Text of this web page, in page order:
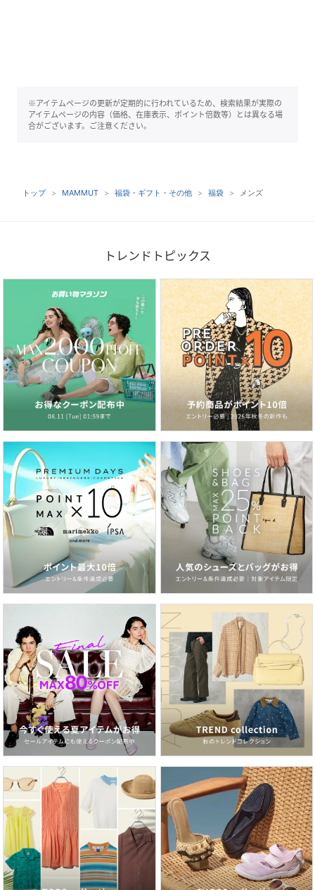
※アイテムページの更新が定期的に行われているため、検索結果が実際の
アイテムページの内容（価格、在庫表示、ポイント倍数等）とは異なる場
合がございます。ご注意ください。
トップ MAMMUT 福袋・ギフト・その他 福袋 メンズ
トレンドトピックス